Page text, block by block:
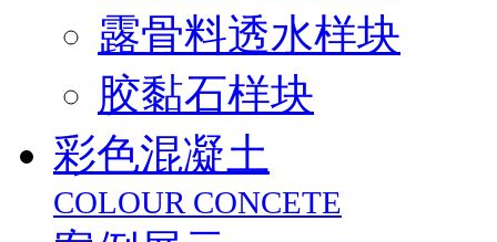
露骨料透水样块
胶黏石样块
彩色混凝土
COLOUR CONCETE